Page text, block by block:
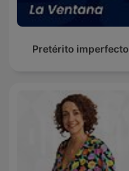
Pretérito imperfecto